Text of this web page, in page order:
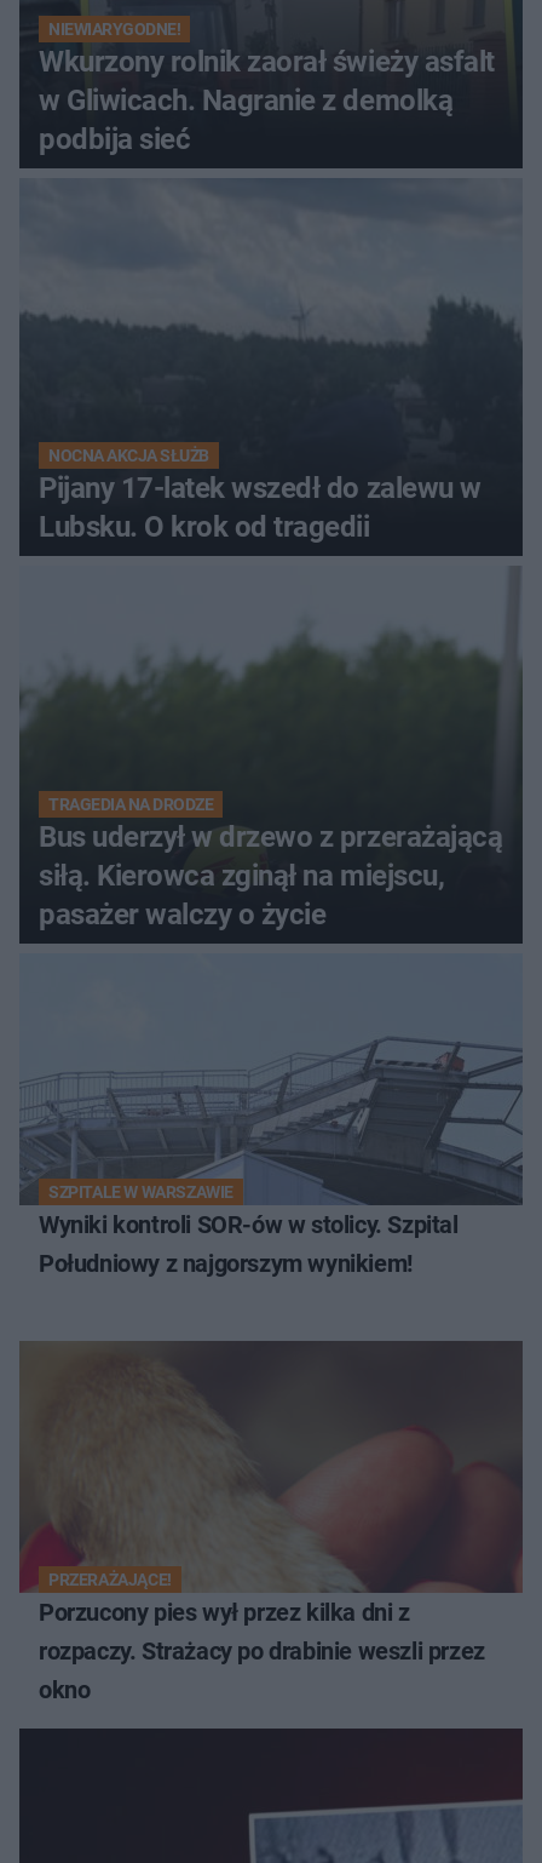
NIEWIARYGODNE!
Wkurzony rolnik zaorał świeży asfalt
w Gliwicach. Nagranie z demolką
podbija sieć
NOCNA AKCJA SŁUŻB
Pijany 17-latek wszedł do zalewu w
Lubsku. O krok od tragedii
TRAGEDIA NA DRODZE
Bus uderzył w drzewo z przerażającą
siłą. Kierowca zginął na miejscu,
pasażer walczy o życie
SZPITALE W WARSZAWIE
Wyniki kontroli SOR-ów w stolicy. Szpital
Południowy z najgorszym wynikiem!
PRZERAŻAJĄCE!
Porzucony pies wył przez kilka dni z
rozpaczy. Strażacy po drabinie weszli przez
okno